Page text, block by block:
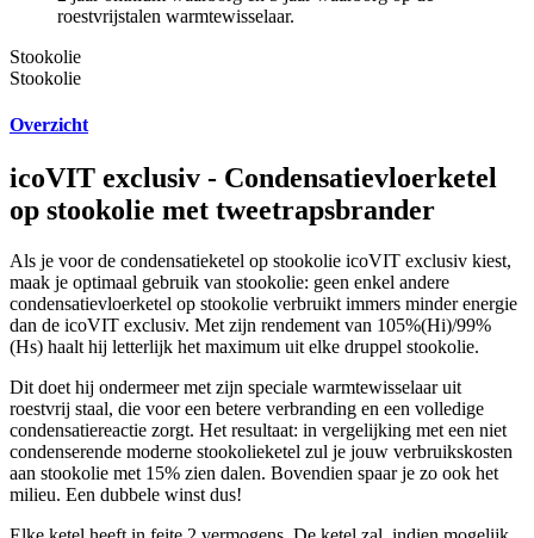
roestvrijstalen warmtewisselaar.
Stookolie
Stookolie
Overzicht
icoVIT exclusiv - Condensatievloerketel
op stookolie met tweetrapsbrander
Als je voor de condensatieketel op stookolie icoVIT exclusiv kiest,
maak je optimaal gebruik van stookolie: geen enkel andere
condensatievloerketel op stookolie verbruikt immers minder energie
dan de icoVIT exclusiv. Met zijn rendement van 105%(Hi)/99%
(Hs) haalt hij letterlijk het maximum uit elke druppel stookolie.
Dit doet hij ondermeer met zijn speciale warmtewisselaar uit
roestvrij staal, die voor een betere verbranding en een volledige
condensatiereactie zorgt. Het resultaat: in vergelijking met een niet
condenserende moderne stookolieketel zul je jouw verbruikskosten
aan stookolie met 15% zien dalen. Bovendien spaar je zo ook het
milieu. Een dubbele winst dus!